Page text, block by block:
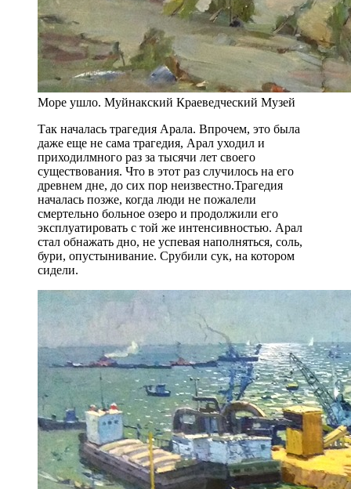
Море ушло. Муйнакский Краеведческий Музей
Так началась трагедия Арала. Впрочем, это была
даже еще не сама трагедия, Арал уходил и
приходилмного раз за тысячи лет своего
существования. Что в этот раз случилось на его
древнем дне, до сих пор неизвестно.Трагедия
началась позже, когда люди не пожалели
смертельно больное озеро и продолжили его
эксплуатировать с той же интенсивностью. Арал
стал обнажать дно, не успевая наполняться, соль,
бури, опустынивание. Срубили сук, на котором
сидели.